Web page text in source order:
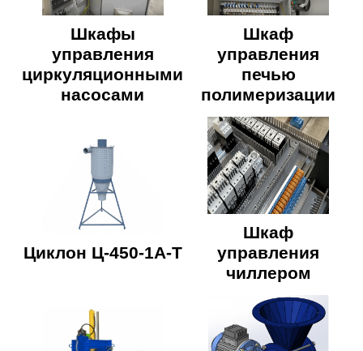
Шкафы
управления
циркуляционными
насосами
Шкаф
управления
печью
полимеризации
Циклон Ц-450-1А-Т
Шкаф
управления
чиллером